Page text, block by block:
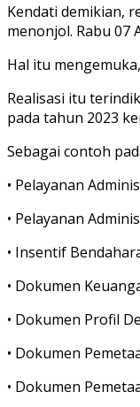
Kendati demikian,
menonjol. Rabu 07
Hal itu
Realisasi itu
pada tahun 2023
Sebagai contoh
• Pelayanan
• Pelayanan
• Insentif
• Dokumen
• Dokumen Profil
• Dokumen
• Dokumen